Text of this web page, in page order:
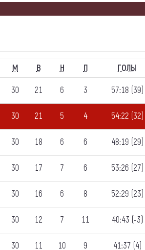
M В Н П ГОЛЫ
30 21 6 3 57:18 (39)
30 21 5 4 54:22 (32)
30 18 6 6 48:19 (29)
30 17 7 6 53:26 (27)
30 16 6 8 52:29 (23)
30 12 7 11 40:43 (-3)
30 11 10 9 41:37 (4)